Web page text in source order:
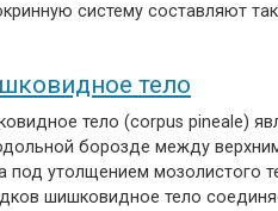
систему составляют
тело
тело (corpus pineale)
борозде между
под утолщением мозолистого
шишковидное тело